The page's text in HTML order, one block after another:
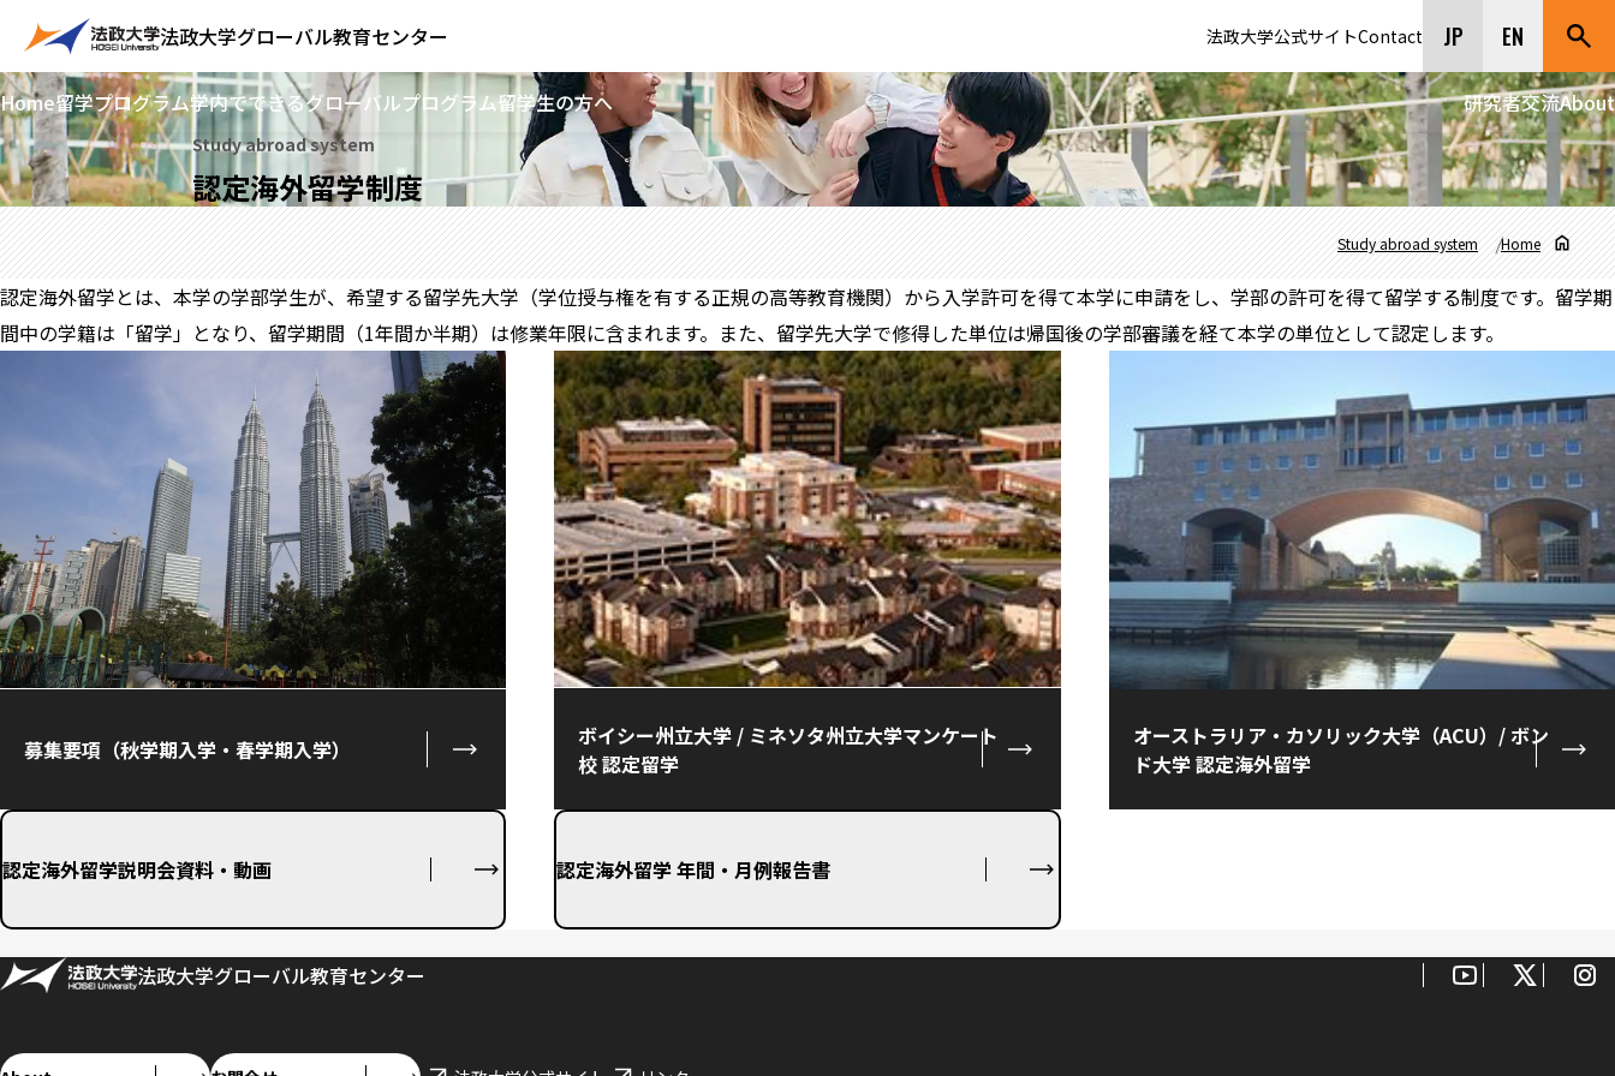
法政大学グローバル教育センター 法政大学公式サイトContact JP EN
Home留学プログラム学内でできるグローバルプログラム留学生の方へ 研究者交流About
Study abroad system
認定海外留学制度
Home
Study abroad system
認定海外留学とは、本学の学部学生が、希望する留学先大学（学位授与権を有する正規の高等教育機関）から入学許可を得て本学に申請をし、学部の許可を得て留学する制度です。留学期
間中の学籍は「留学」となり、留学期間（1年間か半期）は修業年限に含まれます。また、留学先大学で修得した単位は帰国後の学部審議を経て本学の単位として認定します。
募集要項（秋学期入学・春学期入学）
ボイシー州立大学 / ミネソタ州立大学マンケート
校 認定留学
オーストラリア・カソリック大学（ACU）/ ボン
ド大学 認定海外留学
認定海外留学説明会資料・動画 認定海外留学 年間・月例報告書
法政大学グローバル教育センター